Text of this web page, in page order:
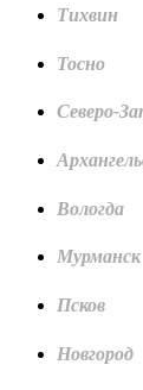
Тихвин
Тосно
Северо-
Вологда
Мурманск
Псков
Новгород